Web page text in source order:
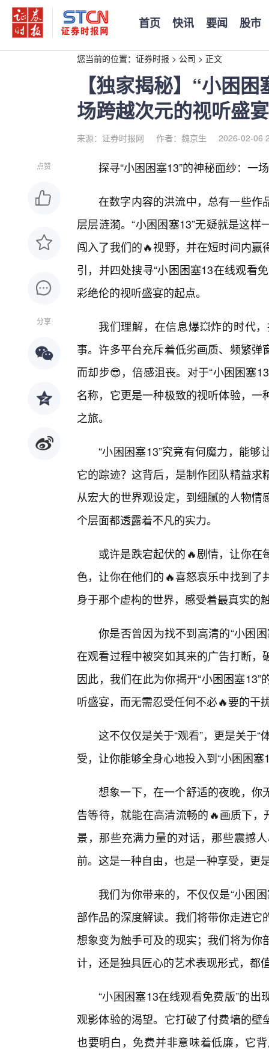
首页 快讯 要闻 股市
您当前的位置： 证券时报 > 公司 > 正文
【独家揭秘】“小困
场跨越次元的视听盛
来源：证券时报网 作者：魏京生 2026-02-06
点赞
分享
探寻“小困困塞13”的神秘面纱：一
在数字内容的洪流中，总有一些作
层层涟漪。“小困困塞13”无疑就是这
闯入了我们的🔥视野，并在短时间内
引，并四处搜寻“小困困塞13在线观看
彩绝伦的视听盛宴的起点。
我们理解，在信息爆💥炸的时代
事。许多平台充斥着低劣画质、频繁
而却步😎，倍感沮丧。对于“小困困塞
名称，它更是一种极致的视听体验，
之旅。
“小困困塞13”究竟有何魔力，能
它的踪迹？这背后，是制作团队精益
从宏大的世界观设定，到细腻的人物
个层面都透露着不凡的实力。
或许是跌宕起伏的🔥剧情，让你
色，让你在他们的🔥喜怒哀乐中找到
身于那个虚构的世界，感受着最真实的
你是否曾因为找不到高清的“小困
在观看过程中被突如其来的广告打断
因此，我们在此为你揭开“小困困塞
听盛宴，而无需忍受任何不必🔥要的干
这不仅仅是关于“观看”，更是关于
受，让你能够全身心地投入到“小困困
想象一下，在一个舒适的夜晚，你
告等待，就能在高清流畅的🔥画质下，
景，那些充满力量的对话，那些震撼
前。这是一种自由，也是一种享受，更
我们为你带来的，不仅仅是“小困
部作品的深度解读。我们将带你走进
想象变为触手可及的现实；我们将为
计，还是独具匠心的艺术表现形式，都
“小困困塞13在线观看免费版”的
观影体验的渴望。它打破了付费墙的
也要明白，免费并非意味着低廉，它